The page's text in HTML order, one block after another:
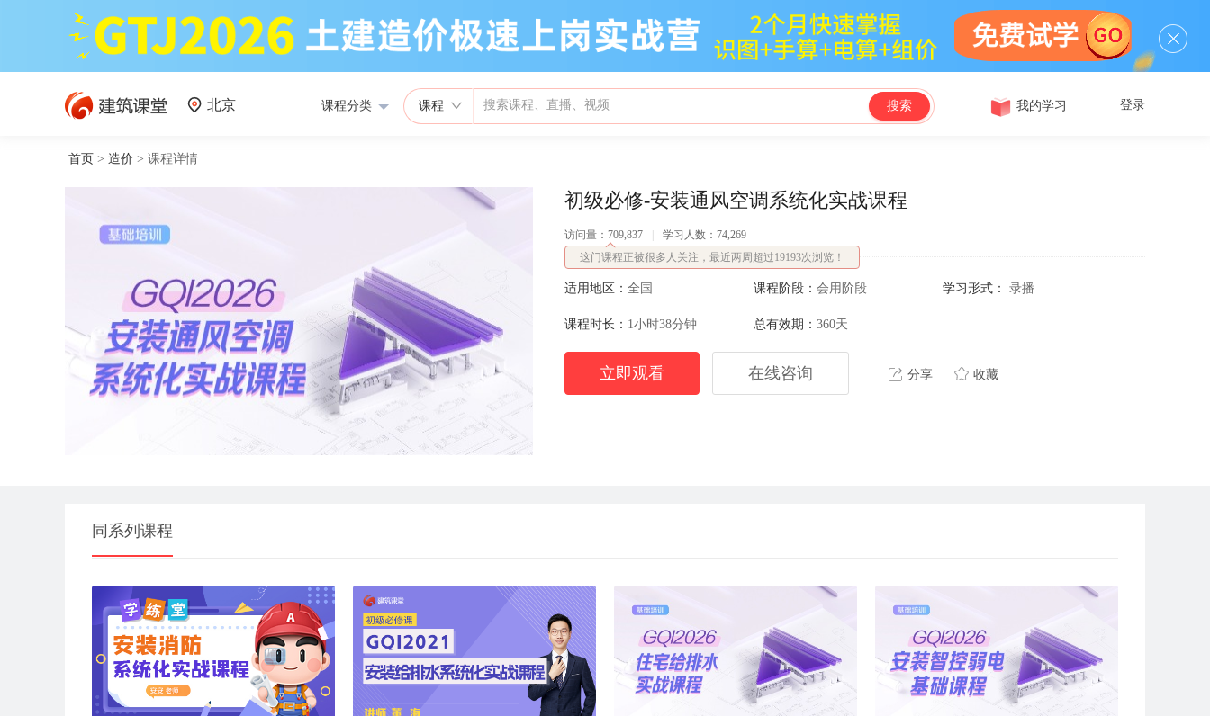
北京 课程分类 课程 搜索 我的学习 登录
首页 > 造价 > 课程详情
初级必修-安装通风空调系统化实战课程
这门课程正被很多人关注，最近两周超过19193次浏览！
访问量：709,837 学习人数：74,269
适用地区： 全国 课程阶段： 会用阶段 学习形式： 录播
课程时长： 1小时38分钟 总有效期： 360天
立即观看 在线咨询 分享 收藏
同系列课程